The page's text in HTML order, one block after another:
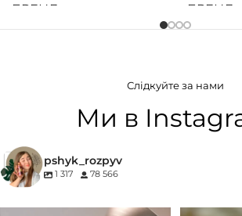
БРЕНД
Цитрусові
БРЕНД
Слідкуйте за нами
Ми в
pshyk_rozpyv
1 317 78 566